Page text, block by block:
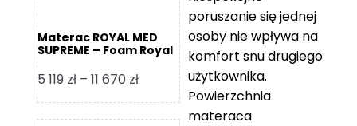
Materac ROYAL MED
SUPREME – Foam Royal
5 119 zł – 11 670 złZakres
cen:
od
poruszanie się jednej
osoby nie wpływa na
komfort snu drugiego
użytkownika.
Powierzchnia
materaca